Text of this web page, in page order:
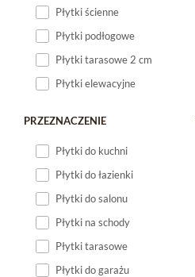
Płytki ścienne
Płytki podłogowe
Płytki tarasowe 2 cm
Płytki elewacyjne
PRZEZNACZENIE
Płytki do kuchni
Płytki do łazienki
Płytki do salonu
Płytki na schody
Płytki tarasowe
Płytki do garażu